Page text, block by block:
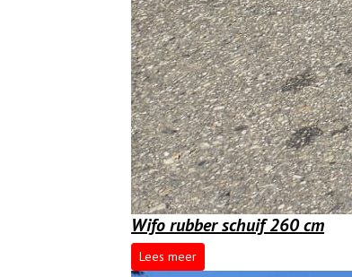
Wifo rubber schuif 260 cm
Lees meer